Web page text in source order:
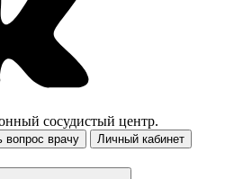
сосудистый центр.
вопрос врачу
Личный кабинет